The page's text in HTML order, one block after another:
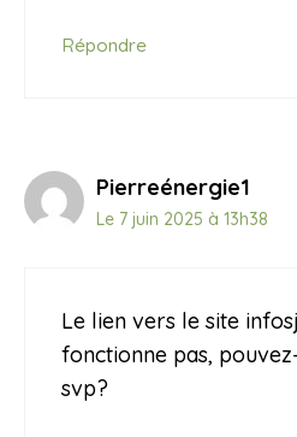
Répondre
Pierreénergie1
Le 7 juin 2025 à 13h38
Le lien vers le site
fonctionne pas,
svp?